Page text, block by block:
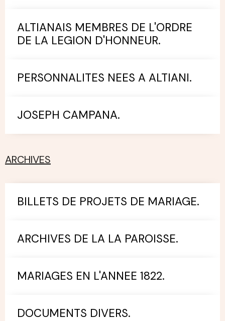
ALTIANAIS MEMBRES DE L'ORDRE
DE LA LEGION D'HONNEUR.
PERSONNALITES NEES A ALTIANI.
JOSEPH CAMPANA.
ARCHIVES
BILLETS DE PROJETS DE MARIAGE.
ARCHIVES DE LA LA PAROISSE.
MARIAGES EN L'ANNEE 1822.
DOCUMENTS DIVERS.